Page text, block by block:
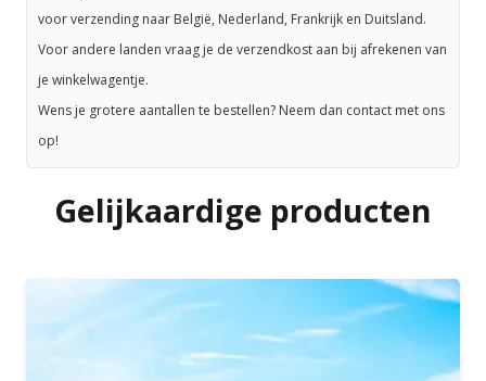
voor verzending naar België, Nederland, Frankrijk en Duitsland.
Voor andere landen vraag je de verzendkost aan bij afrekenen van
je winkelwagentje.
Wens je grotere aantallen te bestellen? Neem dan contact met ons
op!
Gelijkaardige producten